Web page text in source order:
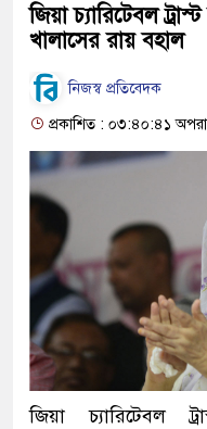
জিয়া চ্যারিটেবল
খালাসের রায় বহাল
নিজস্ব প্রতিবেদক
প্রকাশিত : ০৩:৪০:৪১
জিয়া চ্যারিটেবল